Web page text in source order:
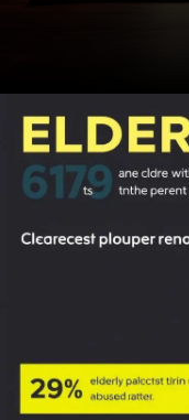
Opening